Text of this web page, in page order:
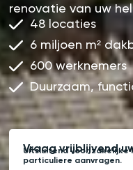
renovatie van uw
48 locaties
6 miljoen m²
600 werknemers
Duurzaam,
Vraag vrijblijvend
Uitsluitend voor zakelijke
particuliere aanvragen.